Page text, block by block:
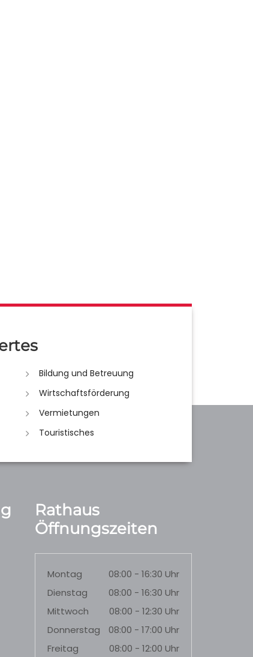
Bildung und Betreuung
Wirtschaftsförderung
Vermietungen
Touristisches
Rathaus
Öffnungszeiten
Montag
08:00 - 16:30 Uhr
Dienstag
08:00 - 16:30 Uhr
Mittwoch
08:00 - 12:30 Uhr
Donnerstag
08:00 - 17:00 Uhr
Freitag
08:00 - 12:00 Uhr